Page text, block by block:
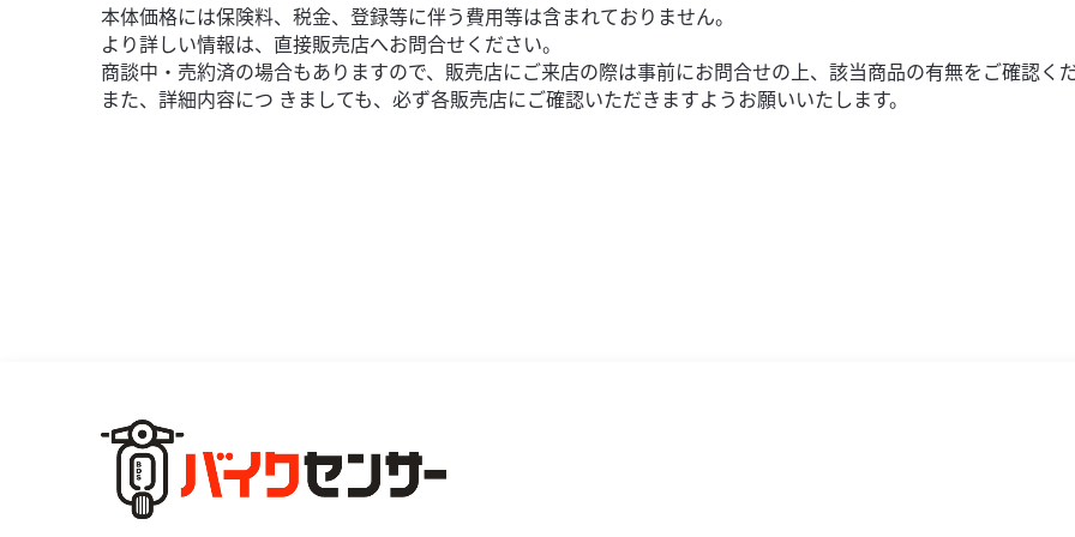
本体価格には保険料、税金、登録等に伴う費用等は含まれておりません。
より詳しい情報は、直接販売店へお問合せください。
商談中・売約済の場合もありますので、販売店にご来店の際は事前にお問合せの上、該当商品の有無をご確認くだ
また、詳細内容につ きましても、必ず各販売店にご確認いただきますようお願いいたします。